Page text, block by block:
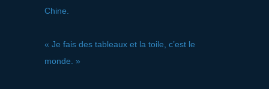
Chine.
« Je fais des tableaux et la toile, c’est le
monde. »